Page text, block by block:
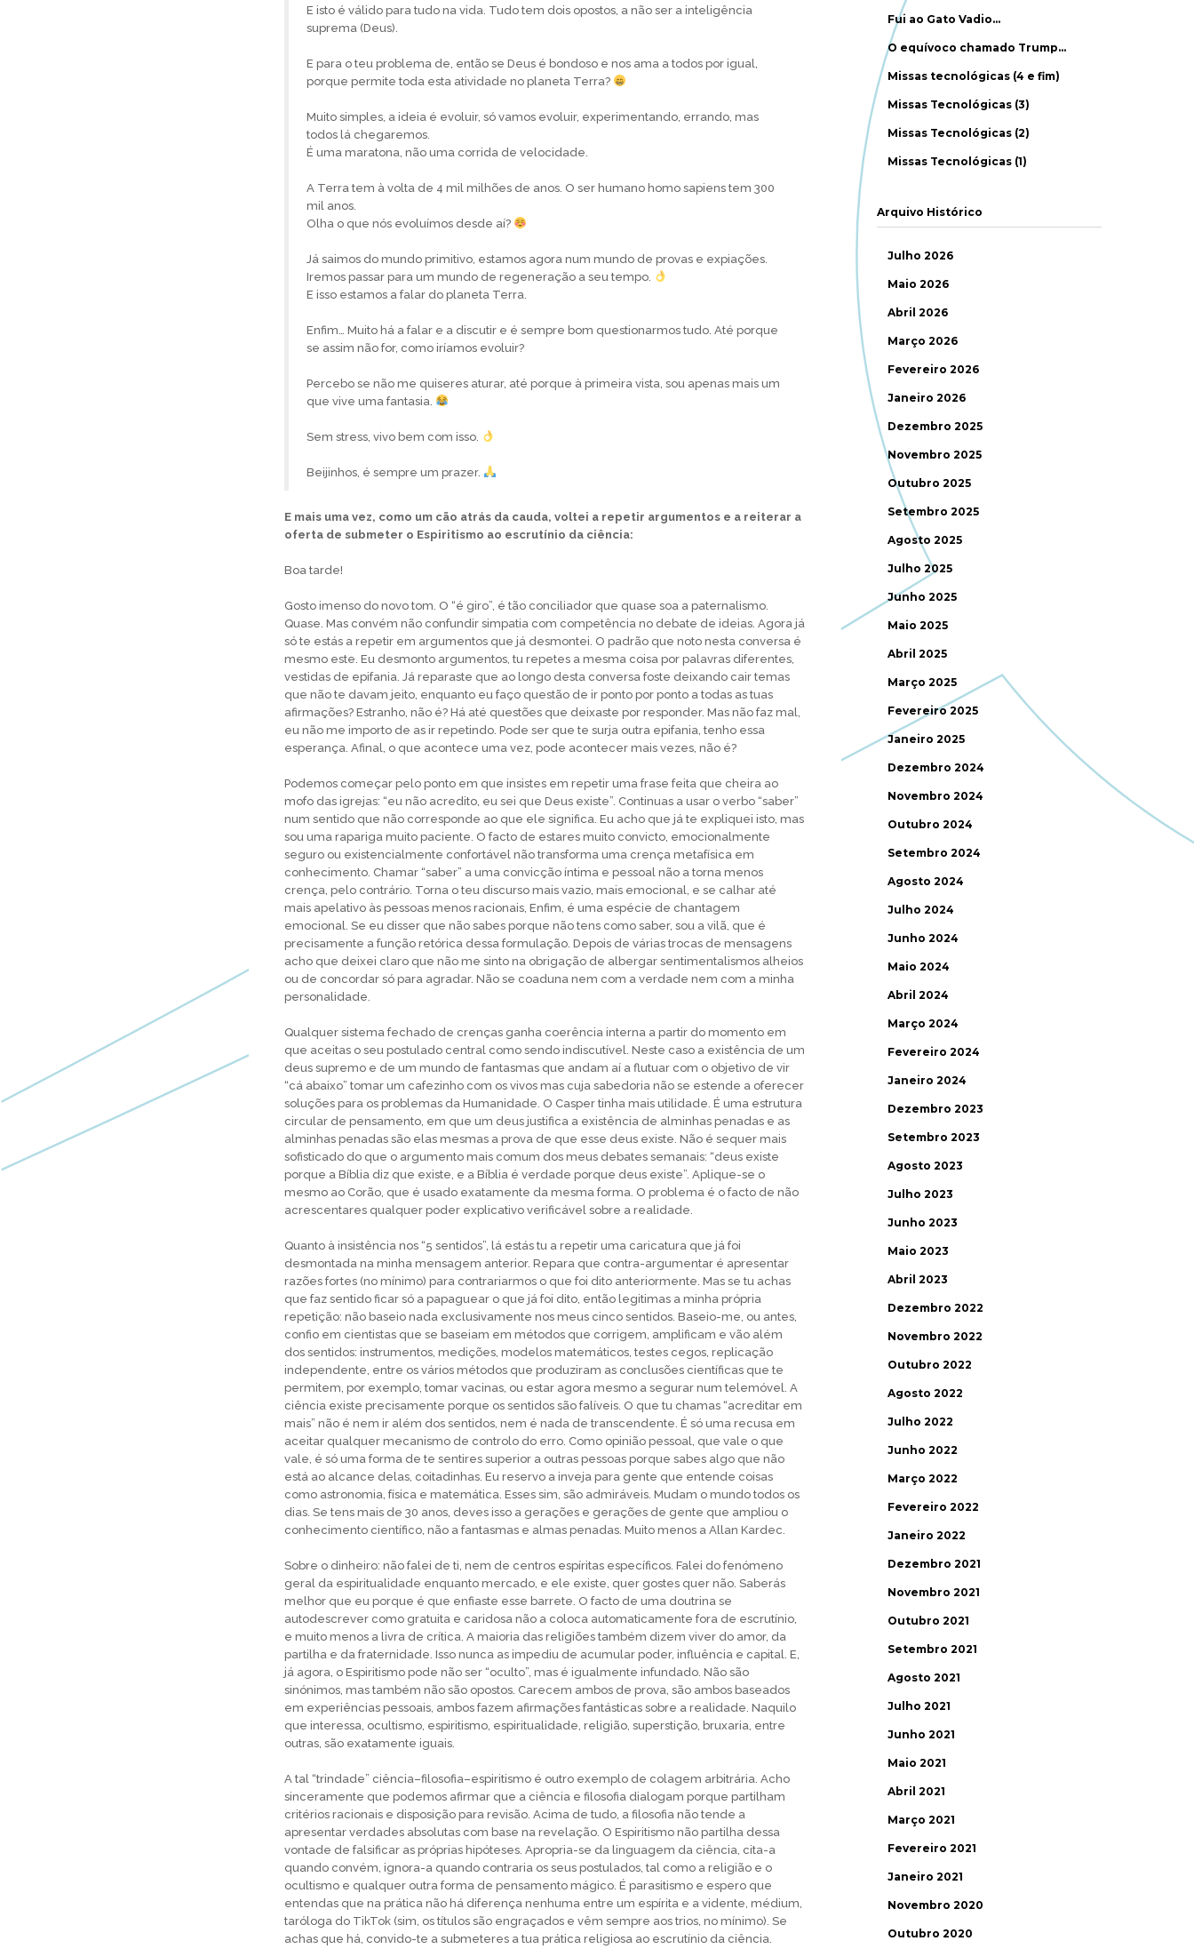
E isto é válido para tudo na vida. Tudo tem dois opostos, a não ser a inteligência
suprema (Deus).
E para o teu problema de, então se Deus é bondoso e nos ama a todos por igual,
porque permite toda esta atividade no planeta Terra?
Muito simples, a ideia é evoluir, só vamos evoluir, experimentando, errando, mas
todos lá chegaremos.
É uma maratona, não uma corrida de velocidade.
A Terra tem à volta de 4 mil milhões de anos. O ser humano homo sapiens tem 300
mil anos.
Olha o que nós evoluímos desde aí?
Já saimos do mundo primitivo, estamos agora num mundo de provas e expiações.
Iremos passar para um mundo de regeneração a seu tempo.
E isso estamos a falar do planeta Terra.
Enfim… Muito há a falar e a discutir e é sempre bom questionarmos tudo. Até porque
se assim não for, como iríamos evoluir?
Percebo se não me quiseres aturar, até porque à primeira vista, sou apenas mais um
que vive uma fantasia.
Sem stress, vivo bem com isso.
Beijinhos, é sempre um prazer.
E mais uma vez, como um cão atrás da cauda, voltei a repetir argumentos e a reiterar a
oferta de submeter o Espiritismo ao escrutínio da ciência:
Boa tarde!
Gosto imenso do novo tom. O “é giro”, é tão conciliador que quase soa a paternalismo.
Quase. Mas convém não confundir simpatia com competência no debate de ideias. Agora já
só te estás a repetir em argumentos que já desmontei. O padrão que noto nesta conversa é
mesmo este. Eu desmonto argumentos, tu repetes a mesma coisa por palavras diferentes,
vestidas de epifania. Já reparaste que ao longo desta conversa foste deixando cair temas
que não te davam jeito, enquanto eu faço questão de ir ponto por ponto a todas as tuas
afirmações? Estranho, não é? Há até questões que deixaste por responder. Mas não faz mal,
eu não me importo de as ir repetindo. Pode ser que te surja outra epifania, tenho essa
esperança. Afinal, o que acontece uma vez, pode acontecer mais vezes, não é?
Podemos começar pelo ponto em que insistes em repetir uma frase feita que cheira ao
mofo das igrejas: “eu não acredito, eu sei que Deus existe”. Continuas a usar o verbo “saber”
num sentido que não corresponde ao que ele significa. Eu acho que já te expliquei isto, mas
sou uma rapariga muito paciente. O facto de estares muito convicto, emocionalmente
seguro ou existencialmente confortável não transforma uma crença metafísica em
conhecimento. Chamar “saber” a uma convicção íntima e pessoal não a torna menos
crença, pelo contrário. Torna o teu discurso mais vazio, mais emocional, e se calhar até
mais apelativo às pessoas menos racionais, Enfim, é uma espécie de chantagem
emocional. Se eu disser que não sabes porque não tens como saber, sou a vilã, que é
precisamente a função retórica dessa formulação. Depois de várias trocas de mensagens
acho que deixei claro que não me sinto na obrigação de albergar sentimentalismos alheios
ou de concordar só para agradar. Não se coaduna nem com a verdade nem com a minha
personalidade.
Qualquer sistema fechado de crenças ganha coerência interna a partir do momento em
que aceitas o seu postulado central como sendo indiscutível. Neste caso a existência de um
deus supremo e de um mundo de fantasmas que andam aí a flutuar com o objetivo de vir
“cá abaixo” tomar um cafezinho com os vivos mas cuja sabedoria não se estende a oferecer
soluções para os problemas da Humanidade. O Casper tinha mais utilidade. É uma estrutura
circular de pensamento, em que um deus justifica a existência de alminhas penadas e as
alminhas penadas são elas mesmas a prova de que esse deus existe. Não é sequer mais
sofisticado do que o argumento mais comum dos meus debates semanais: “deus existe
porque a Bíblia diz que existe, e a Bíblia é verdade porque deus existe”. Aplique-se o
mesmo ao Corão, que é usado exatamente da mesma forma. O problema é o facto de não
acrescentares qualquer poder explicativo verificável sobre a realidade.
Quanto à insistência nos “5 sentidos”, lá estás tu a repetir uma caricatura que já foi
desmontada na minha mensagem anterior. Repara que contra-argumentar é apresentar
razões fortes (no mínimo) para contrariarmos o que foi dito anteriormente. Mas se tu achas
que faz sentido ficar só a papaguear o que já foi dito, então legitimas a minha própria
repetição: não baseio nada exclusivamente nos meus cinco sentidos. Baseio-me, ou antes,
confio em cientistas que se baseiam em métodos que corrigem, amplificam e vão além
dos sentidos: instrumentos, medições, modelos matemáticos, testes cegos, replicação
independente, entre os vários métodos que produziram as conclusões científicas que te
permitem, por exemplo, tomar vacinas, ou estar agora mesmo a segurar num telemóvel. A
ciência existe precisamente porque os sentidos são falíveis. O que tu chamas “acreditar em
mais” não é nem ir além dos sentidos, nem é nada de transcendente. É só uma recusa em
aceitar qualquer mecanismo de controlo do erro. Como opinião pessoal, que vale o que
vale, é só uma forma de te sentires superior a outras pessoas porque sabes algo que não
está ao alcance delas, coitadinhas. Eu reservo a inveja para gente que entende coisas
como astronomia, física e matemática. Esses sim, são admiráveis. Mudam o mundo todos os
dias. Se tens mais de 30 anos, deves isso a gerações e gerações de gente que ampliou o
conhecimento científico, não a fantasmas e almas penadas. Muito menos a Allan Kardec.
Sobre o dinheiro: não falei de ti, nem de centros espíritas específicos. Falei do fenómeno
geral da espiritualidade enquanto mercado, e ele existe, quer gostes quer não. Saberás
melhor que eu porque é que enfiaste esse barrete. O facto de uma doutrina se
autodescrever como gratuita e caridosa não a coloca automaticamente fora de escrutínio,
e muito menos a livra de crítica. A maioria das religiões também dizem viver do amor, da
partilha e da fraternidade. Isso nunca as impediu de acumular poder, influência e capital. E,
já agora, o Espiritismo pode não ser “oculto”, mas é igualmente infundado. Não são
sinónimos, mas também não são opostos. Carecem ambos de prova, são ambos baseados
em experiências pessoais, ambos fazem afirmações fantásticas sobre a realidade. Naquilo
que interessa, ocultismo, espiritismo, espiritualidade, religião, superstição, bruxaria, entre
outras, são exatamente iguais.
A tal “trindade” ciência–filosofia–espiritismo é outro exemplo de colagem arbitrária. Acho
sinceramente que podemos afirmar que a ciência e filosofia dialogam porque partilham
critérios racionais e disposição para revisão. Acima de tudo, a filosofia não tende a
apresentar verdades absolutas com base na revelação. O Espiritismo não partilha dessa
vontade de falsificar as próprias hipóteses. Apropria-se da linguagem da ciência, cita-a
quando convém, ignora-a quando contraria os seus postulados, tal como a religião e o
ocultismo e qualquer outra forma de pensamento mágico. É parasitismo e espero que
entendas que na prática não há diferença nenhuma entre um espírita e a vidente, médium,
taróloga do TikTok (sim, os títulos são engraçados e vêm sempre aos trios, no mínimo). Se
achas que há, convido-te a submeteres a tua prática religiosa ao escrutínio da ciência.
Fui ao Gato Vadio…
O equívoco chamado Trump…
Missas tecnológicas (4 e fim)
Missas Tecnológicas (3)
Missas Tecnológicas (2)
Missas Tecnológicas (1)
Arquivo Histórico
Julho 2026
Maio 2026
Abril 2026
Março 2026
Fevereiro 2026
Janeiro 2026
Dezembro 2025
Novembro 2025
Outubro 2025
Setembro 2025
Agosto 2025
Julho 2025
Junho 2025
Maio 2025
Abril 2025
Março 2025
Fevereiro 2025
Janeiro 2025
Dezembro 2024
Novembro 2024
Outubro 2024
Setembro 2024
Agosto 2024
Julho 2024
Junho 2024
Maio 2024
Abril 2024
Março 2024
Fevereiro 2024
Janeiro 2024
Dezembro 2023
Setembro 2023
Agosto 2023
Julho 2023
Junho 2023
Maio 2023
Abril 2023
Dezembro 2022
Novembro 2022
Outubro 2022
Agosto 2022
Julho 2022
Junho 2022
Março 2022
Fevereiro 2022
Janeiro 2022
Dezembro 2021
Novembro 2021
Outubro 2021
Setembro 2021
Agosto 2021
Julho 2021
Junho 2021
Maio 2021
Abril 2021
Março 2021
Fevereiro 2021
Janeiro 2021
Novembro 2020
Outubro 2020